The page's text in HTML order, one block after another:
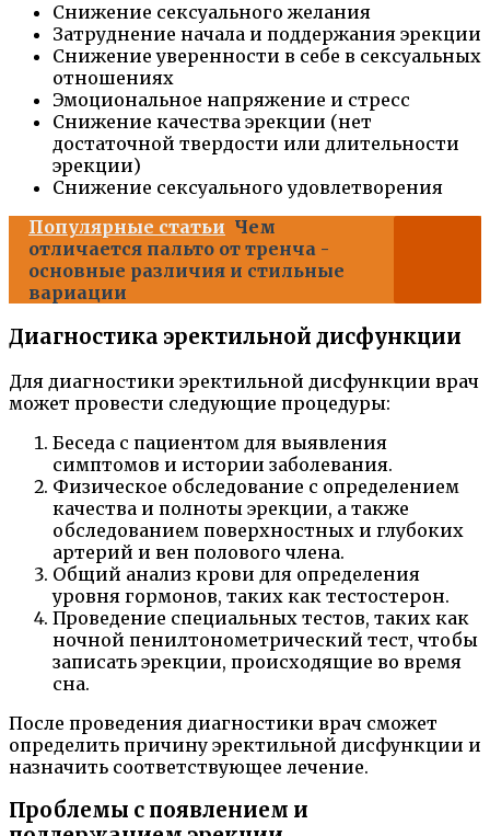
Снижение сексуального желания
Затруднение начала и поддержания эрекции
Снижение уверенности в себе в сексуальных
отношениях
Эмоциональное напряжение и стресс
Снижение качества эрекции (нет
достаточной твердости или длительности
эрекции)
Снижение сексуального удовлетворения
Популярные статьи Чем
отличается пальто от тренча -
основные различия и стильные
вариации
Диагностика эректильной дисфункции
Для диагностики эректильной дисфункции врач
может провести следующие процедуры:
Беседа с пациентом для выявления
симптомов и истории заболевания.
Физическое обследование с определением
качества и полноты эрекции, а также
обследованием поверхностных и глубоких
артерий и вен полового члена.
Общий анализ крови для определения
уровня гормонов, таких как тестостерон.
Проведение специальных тестов, таких как
ночной пенилтонометрический тест, чтобы
записать эрекции, происходящие во время
сна.
После проведения диагностики врач сможет
определить причину эректильной дисфункции и
назначить соответствующее лечение.
Проблемы с появлением и